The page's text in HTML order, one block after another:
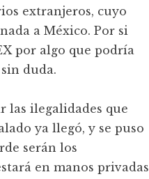
extranjeros, cuyo
a México. Por si
por algo que podría
duda.
las ilegalidades que
ya llegó, y se puso
serán los
en manos privadas